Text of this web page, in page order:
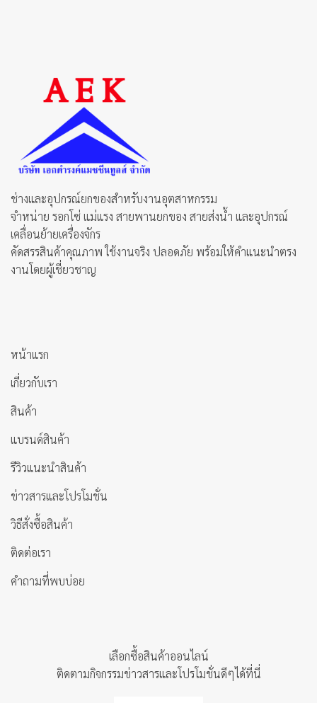
ช่างและอุปกรณ์ยกของสำหรับงานอุตสาหกรรม
จำหน่าย รอกโซ่ แม่แรง สายพานยกของ สายส่งน้ำ และอุปกรณ์
เคลื่อนย้ายเครื่องจักร
คัดสรรสินค้าคุณภาพ ใช้งานจริง ปลอดภัย พร้อมให้คำแนะนำตรง
งานโดยผู้เชี่ยวชาญ
หน้าแรก
เกี่ยวกับเรา
สินค้า
แบรนด์สินค้า
รีวิวแนะนำสินค้า
ข่าวสารและโปรโมชั่น
วิธีสั่งซื้อสินค้า
ติดต่อเรา
คำถามที่พบบ่อย
เลือกซื้อสินค้าออนไลน์
ติดตามกิจกรรมข่าวสารและโปรโมชั่นดีๆได้ที่นี่